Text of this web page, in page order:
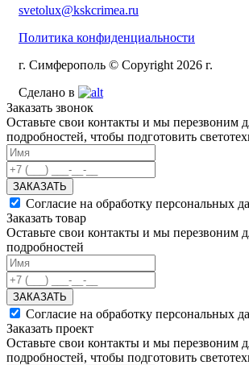
svetolux@kskcrimea.ru
Политика конфиденциальности
г. Симферополь © Copyright 2026 г.
Сделано в
Заказать звонок
Оставьте свои контакты и мы перезвоним
подробностей, чтобы подготовить
ЗАКАЗАТЬ
Согласие на обработку персональных
Заказать товар
Оставьте свои контакты и мы перезвоним
подробностей
ЗАКАЗАТЬ
Согласие на обработку персональных
Заказать проект
Оставьте свои контакты и мы перезвоним
подробностей, чтобы подготовить